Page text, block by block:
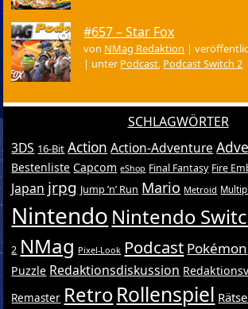
#657 – Star Fox
von NMag Redaktion |
| unter Podcast, Podcast Switch 2
SCHLAGWÖRTER
3DS 16-Bit Action Action-Adventure
Bestenliste Capcom eShop Final Fantasy Fire
Japan jrpg Jump ’n’ Run Mario Metroid
Nintendo Nintendo
2 NMag Pixel-Look Podcast Pokémon
Puzzle Redaktionsdiskussion
Remaster RetroRollenspiel